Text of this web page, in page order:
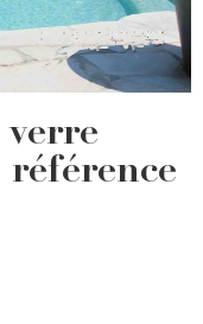
verre